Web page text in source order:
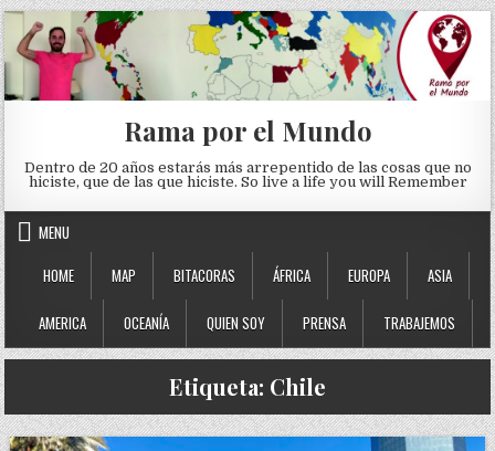
Skip to content
Rama por el Mundo
Dentro de 20 años estarás más arrepentido de las cosas que no
hiciste, que de las que hiciste. So live a life you will Remember
MENU
HOME
MAP BITACORAS ÁFRICA EUROPA ASIA
AMERICA OCEANÍA QUIEN SOY PRENSA TRABAJEMOS
Etiqueta: Chile